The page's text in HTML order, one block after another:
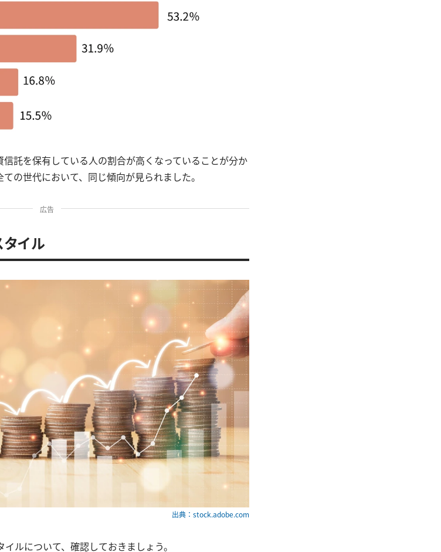
託を保有している人の割合が高くなっていることが分か
の世代において、同じ傾向が見られました。
広告
イル
出典：stock.adobe.com
ルについて、確認しておきましょう。